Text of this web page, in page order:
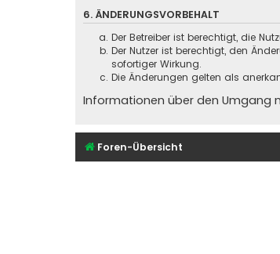
6. ÄNDERUNGSVORBEHALT
Der Betreiber ist berechtigt, die
Der Nutzer ist berechtigt, den
sofortiger Wirkung.
Die Änderungen gelten als
Informationen über den Umgang
Foren-Übersicht